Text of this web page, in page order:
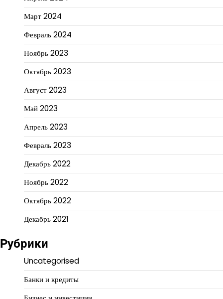
Март 2024
Февраль 2024
Ноябрь 2023
Октябрь 2023
Август 2023
Май 2023
Апрель 2023
Февраль 2023
Декабрь 2022
Ноябрь 2022
Октябрь 2022
Декабрь 2021
Рубрики
Uncategorised
Банки и кредиты